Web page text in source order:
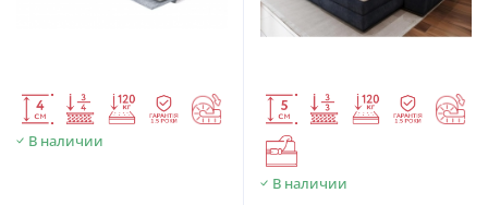
В наличии
В наличии